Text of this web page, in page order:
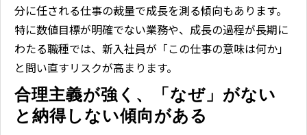
分に任される仕事の裁量で成長を測る傾向もあります。
特に数値目標が明確でない業務や、成長の過程が長期に
わたる職種では、新入社員が「この仕事の意味は何か」
と問い直すリスクが高まります。
合理主義が強く、「なぜ」がない
と納得しない傾向がある